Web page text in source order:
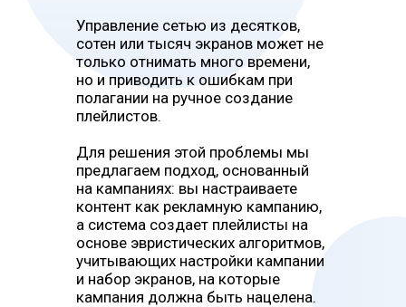
Управление сетью из десятков,
сотен или тысяч экранов может не
только отнимать много времени,
но и приводить к ошибкам при
полагании на ручное создание
плейлистов.
Для решения этой проблемы мы
предлагаем подход, основанный
на кампаниях: вы настраиваете
контент как рекламную кампанию,
а система создает плейлисты на
основе эвристических алгоритмов,
учитывающих настройки кампании
и набор экранов, на которые
кампания должна быть нацелена.